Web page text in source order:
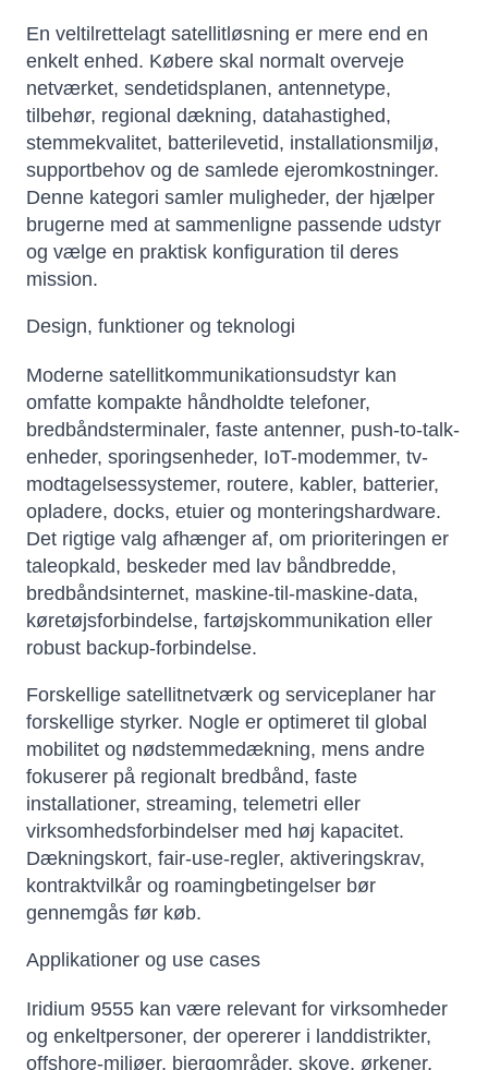
En veltilrettelagt satellitløsning er mere end en
enkelt enhed. Købere skal normalt overveje
netværket, sendetidsplanen, antennetype,
tilbehør, regional dækning, datahastighed,
stemmekvalitet, batterilevetid, installationsmiljø,
supportbehov og de samlede ejeromkostninger.
Denne kategori samler muligheder, der hjælper
brugerne med at sammenligne passende udstyr
og vælge en praktisk konfiguration til deres
mission.
Design, funktioner og teknologi
Moderne satellitkommunikationsudstyr kan
omfatte kompakte håndholdte telefoner,
bredbåndsterminaler, faste antenner, push-to-talk-
enheder, sporingsenheder, IoT-modemmer, tv-
modtagelsessystemer, routere, kabler, batterier,
opladere, docks, etuier og monteringshardware.
Det rigtige valg afhænger af, om prioriteringen er
taleopkald, beskeder med lav båndbredde,
bredbåndsinternet, maskine-til-maskine-data,
køretøjsforbindelse, fartøjskommunikation eller
robust backup-forbindelse.
Forskellige satellitnetværk og serviceplaner har
forskellige styrker. Nogle er optimeret til global
mobilitet og nødstemmedækning, mens andre
fokuserer på regionalt bredbånd, faste
installationer, streaming, telemetri eller
virksomhedsforbindelser med høj kapacitet.
Dækningskort, fair-use-regler, aktiveringskrav,
kontraktvilkår og roamingbetingelser bør
gennemgås før køb.
Applikationer og use cases
Iridium 9555 kan være relevant for virksomheder
og enkeltpersoner, der opererer i landdistrikter,
offshore-miljøer, bjergområder, skove, ørkener,